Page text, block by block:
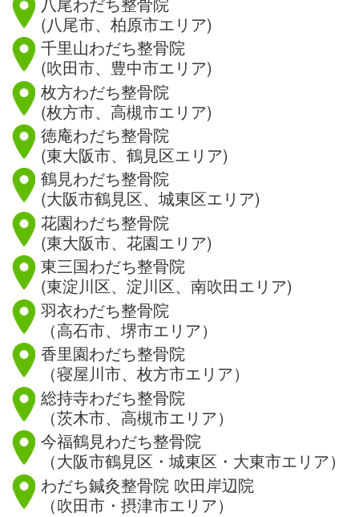
(八尾市、柏原市エリア)
千里山わだち整骨院
(吹田市、豊中市エリア)
枚方わだち整骨院
(枚方市、高槻市エリア)
徳庵わだち整骨院
(東大阪市、鶴見区エリア)
鶴見わだち整骨院
(大阪市鶴見区、城東区エリア)
花園わだち整骨院
(東大阪市、花園エリア)
東三国わだち整骨院
(東淀川区、淀川区、南吹田エリア)
羽衣わだち整骨院
（高石市、堺市エリア）
香里園わだち整骨院
（寝屋川市、枚方市エリア）
総持寺わだち整骨院
（茨木市、高槻市エリア）
今福鶴見わだち整骨院
（大阪市鶴見区・城東区・大東市エリア）
わだち鍼灸整骨院 吹田岸辺院
（吹田市・摂津市エリア）